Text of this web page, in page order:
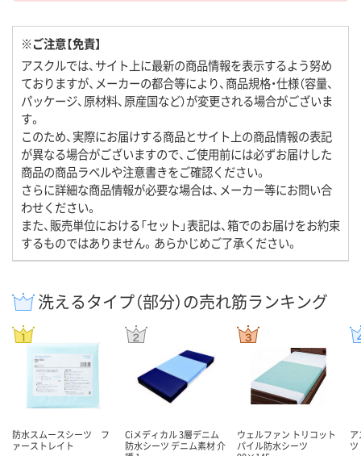
※ご注意【免責】
アスクルでは、サイト上に最新の商品情報を表示するよう努め
ておりますが、メーカーの都合等により、商品規格・仕様（容量、
パッケージ、原材料、原産国など）が変更される場合がございま
す。
このため、実際にお届けする商品とサイト上の商品情報の表記
が異なる場合がございますので、ご使用前には必ずお届けした
商品の商品ラベルや注意書きをご確認ください。
さらに詳細な商品情報が必要な場合は、メーカー等にお問い合
わせください。
また、販売単位における「セット」表記は、箱でのお届けをお約束
するものではありません。あらかじめご了承ください。
洗えるタイプ（部分）の売れ筋ランキング
防水スムースシーツ フ
ァーストレイト
Ciメディカル 3層デニム
防水シーツ デニム素材 介
ウェルファン トリコット
パイル防水シーツ
ツ